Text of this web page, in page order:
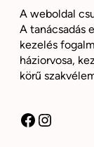
A weboldal
A tanácsadás
kezelés
háziorvosa,
körű
Facebook Instagram